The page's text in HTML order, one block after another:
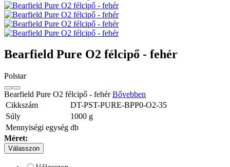
Bearfield Pure O2 félcipő - fehér
Polstar
Bearfield Pure O2 félcipő - fehérBővebben
Cikkszám
DT-PST-PURE-BPP0-O2-35
Súly
1000 g
Mennyiségi egység db
Méret:
Válasszon